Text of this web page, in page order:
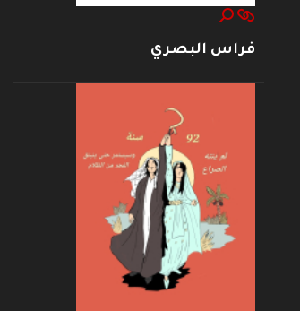
فراس البصري